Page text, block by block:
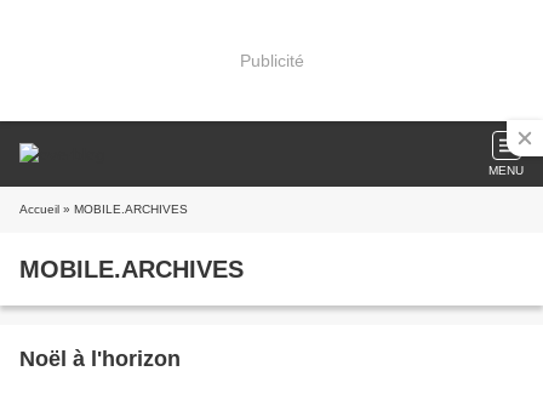
Publicité
MENU
Accueil » MOBILE.ARCHIVES
MOBILE.ARCHIVES
Noël à l'horizon